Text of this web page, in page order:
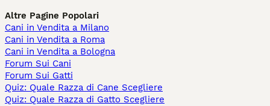
Altre Pagine Popolari
Cani in Vendita a Milano
Cani in Vendita a Roma
Cani in Vendita a Bologna
Forum Sui Cani
Forum Sui Gatti
Quiz: Quale Razza di Cane Scegliere
Quiz: Quale Razza di Gatto Scegliere